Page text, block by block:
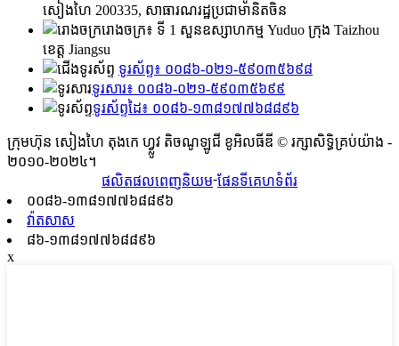
សៀងហៃ 200335, សាធារណរដ្ឋប្រជាមានិតចិន
រោងចក្រ៖ ទី 1 សួនឧស្សាហកម្ម Yuduo ក្រុង Taizhou
ខេត្ត Jiangsu
ទូរស័ព្ទ៖ ០០៨៦-០២១-៥៩០៣៥៦៩៨
ទូរសារ៖ ០០៨៦-០២១-៥៩០៣៥៦៩៩
ទូរស័ព្ទដៃ៖ ០០៨៦-១៣៨១៧៧៦៨៨៩៦
ក្រុមហ៊ុន សៀងហៃ តុងកេ ហ្វ្លូវ តិចណូឡូជី ខូអិលធីឌី © រក្សាសិទ្ធិគ្រប់យ៉ាង -
២០១០-២០២៤។
ផលិតផលពេញនិយម-ផែនទីគេហទំព័រ
០០៨៦-១៣៨១៧៧៦៨៨៩៦
វ៉ាតសាស
៨៦-១៣៨១៧៧៦៨៨៩៦
x